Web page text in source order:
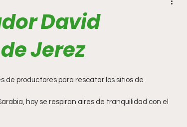
Naturaleza
Moda Cine
David Monreal Ávila
David
Jerez
de productores para rescatar los sitios de
hoy se respiran aires de tranquilidad con el